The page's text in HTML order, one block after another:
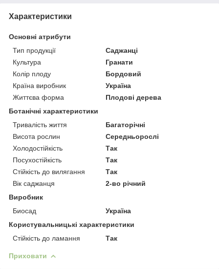
Характеристики
Основні атрибути
Тип продукції
Саджанці
Культура
Гранати
Колір плоду
Бордовий
Країна виробник
Україна
Життєва форма
Плодові дерева
Ботанічні характеристики
Тривалість життя
Багаторічні
Висота рослин
Середньорослі
Холодостійкість
Так
Посухостійкість
Так
Стійкість до вилягання
Так
Вік саджанця
2-во річний
Виробник
Биосад
Україна
Користувальницькі характеристики
Стійкість до ламання
Так
Приховати